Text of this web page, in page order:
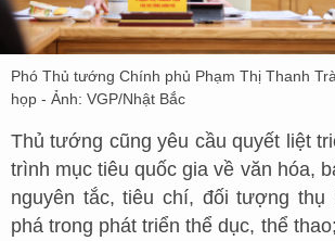
Phó Thủ tướng Chính phủ Phạm Thị Thanh
họp - Ảnh: VGP/Nhật Bắc
Thủ tướng cũng yêu cầu quyết liệt
trình mục tiêu quốc gia về văn hóa,
nguyên tắc, tiêu chí, đối tượng thụ
phá trong phát triển thể dục, thể